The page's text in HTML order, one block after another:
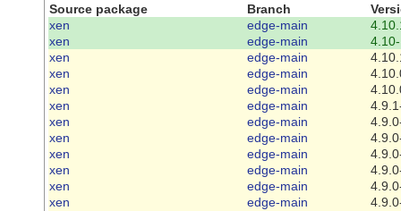
Source package Branch
xen
edge-main
xen
edge-main
xen
edge-main
xen
edge-main
xen
edge-main
xen
edge-main
xen
edge-main
xen
edge-main
xen
edge-main
xen
edge-main
xen
edge-main
xen
edge-main